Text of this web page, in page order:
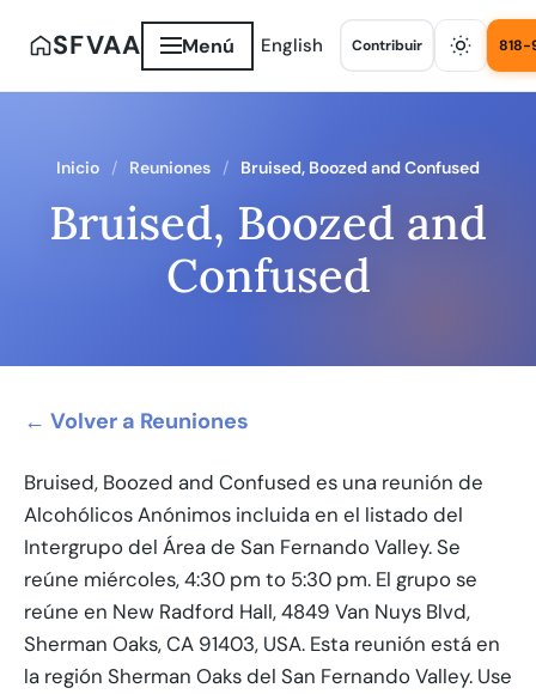
SFVAA Menú English Contribuir 818-
Inicio Reuniones Bruised, Boozed and Confused
Bruised, Boozed and
Confused
← Volver a Reuniones
Bruised, Boozed and Confused es una reunión de
Alcohólicos Anónimos incluida en el listado del
Intergrupo del Área de San Fernando Valley. Se
reúne miércoles, 4:30 pm to 5:30 pm. El grupo se
reúne en New Radford Hall, 4849 Van Nuys Blvd,
Sherman Oaks, CA 91403, USA. Esta reunión está en
la región Sherman Oaks del San Fernando Valley. Use